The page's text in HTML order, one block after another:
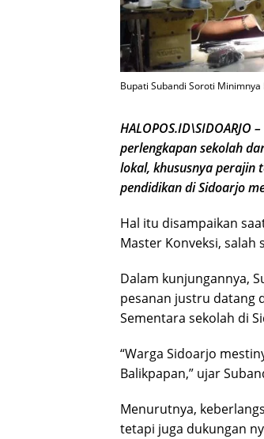
Bupati Subandi Soroti
perlengkapan sekolah
lokal, khususnya perajin
pendidikan di Sidoarjo
Hal itu disampaikan
Master Konveksi, salah
Dalam kunjungannya,
pesanan justru datang
Sementara sekolah di
“Warga Sidoarjo
Balikpapan,” ujar
Menurutnya,
tetapi juga dukungan